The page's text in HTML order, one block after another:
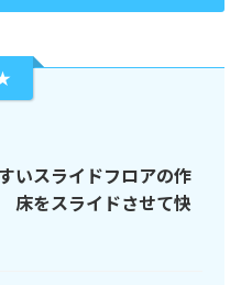
いスライドフロアの作
床をスライドさせて快